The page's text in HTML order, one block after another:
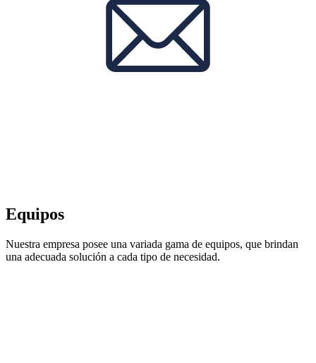
Equipos
Nuestra empresa posee una variada gama de equipos, que brindan
una adecuada solución a cada tipo de necesidad.